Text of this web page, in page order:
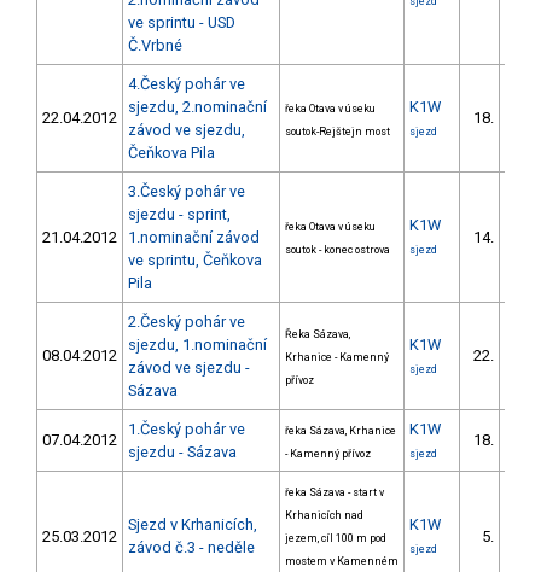
ve sprintu - USD
Č.Vrbné
22.04.2012
4.Český pohár ve
sjezdu, 2.nominační
závod ve sjezdu,
Čeňkova Pila
řeka Otava v úseku
soutok-Rejštejn most
K1W
sjezd
18.
21.04.2012
3.Český pohár ve
sjezdu - sprint,
1.nominační závod
ve sprintu, Čeňkova
Pila
řeka Otava v úseku
soutok - konec ostrova
K1W
sjezd
14.
08.04.2012
2.Český pohár ve
sjezdu, 1.nominační
závod ve sjezdu -
Sázava
Řeka Sázava,
Krhanice - Kamenný
přívoz
K1W
sjezd
22.
07.04.2012
1.Český pohár ve
sjezdu - Sázava
řeka Sázava, Krhanice
- Kamenný přívoz
K1W
sjezd
18.
25.03.2012
Sjezd v Krhanicích,
závod č.3 - neděle
řeka Sázava - start v
Krhanicích nad
jezem, cíl 100 m pod
mostem v Kamenném
K1W
sjezd
5.